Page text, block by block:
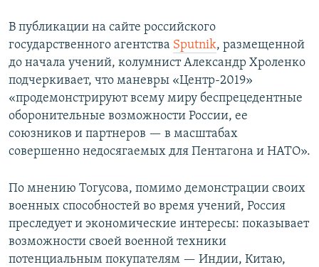
В публикации на сайте российского
государственного агентства Sputnik, размещенной
до начала учений, колумнист Александр Хроленко
подчеркивает, что маневры «Центр-2019»
«продемонстрируют всему миру беспрецедентные
оборонительные возможности России, ее
союзников и партнеров — в масштабах
совершенно недосягаемых для Пентагона и НАТО».
По мнению Тогусова, помимо демонстрации своих
военных способностей во время учений, Россия
преследует и экономические интересы: показывает
возможности своей военной техники
потенциальным покупателям — Индии, Китаю,